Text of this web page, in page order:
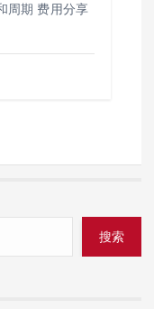
周期 费用分享
搜索